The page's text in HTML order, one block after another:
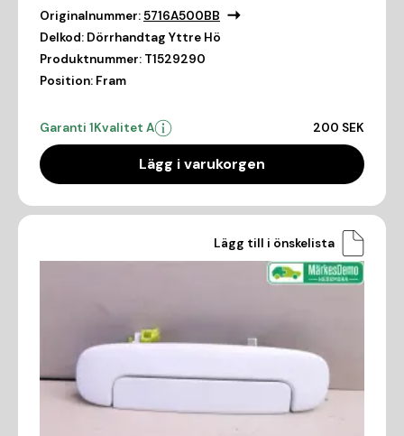
Originalnummer:5716A500BB
Delkod: Dörrhandtag Yttre Hö
Produktnummer: T1529290
Position: Fram
Garanti 1Kvalitet A 200 SEK
Lägg i varukorgen
Lägg till i önskelista